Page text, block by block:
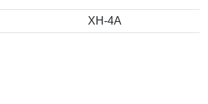
XH-4A